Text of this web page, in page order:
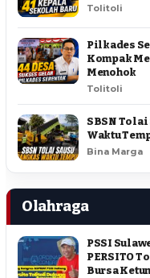
Tolitoli
Pilkades
Kompak
Menohok
Tolitoli
SBSN
Waktu
Bina Marga
Olahraga
PSSI
PERSITO
Bursa